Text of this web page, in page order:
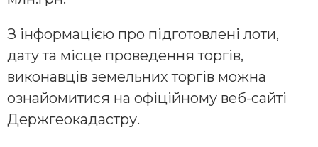
З інформацією про підготовлені лоти,
дату та місце проведення торгів,
виконавців земельних торгів можна
ознайомитися на офіційному веб-сайті
Держгеокадастру.